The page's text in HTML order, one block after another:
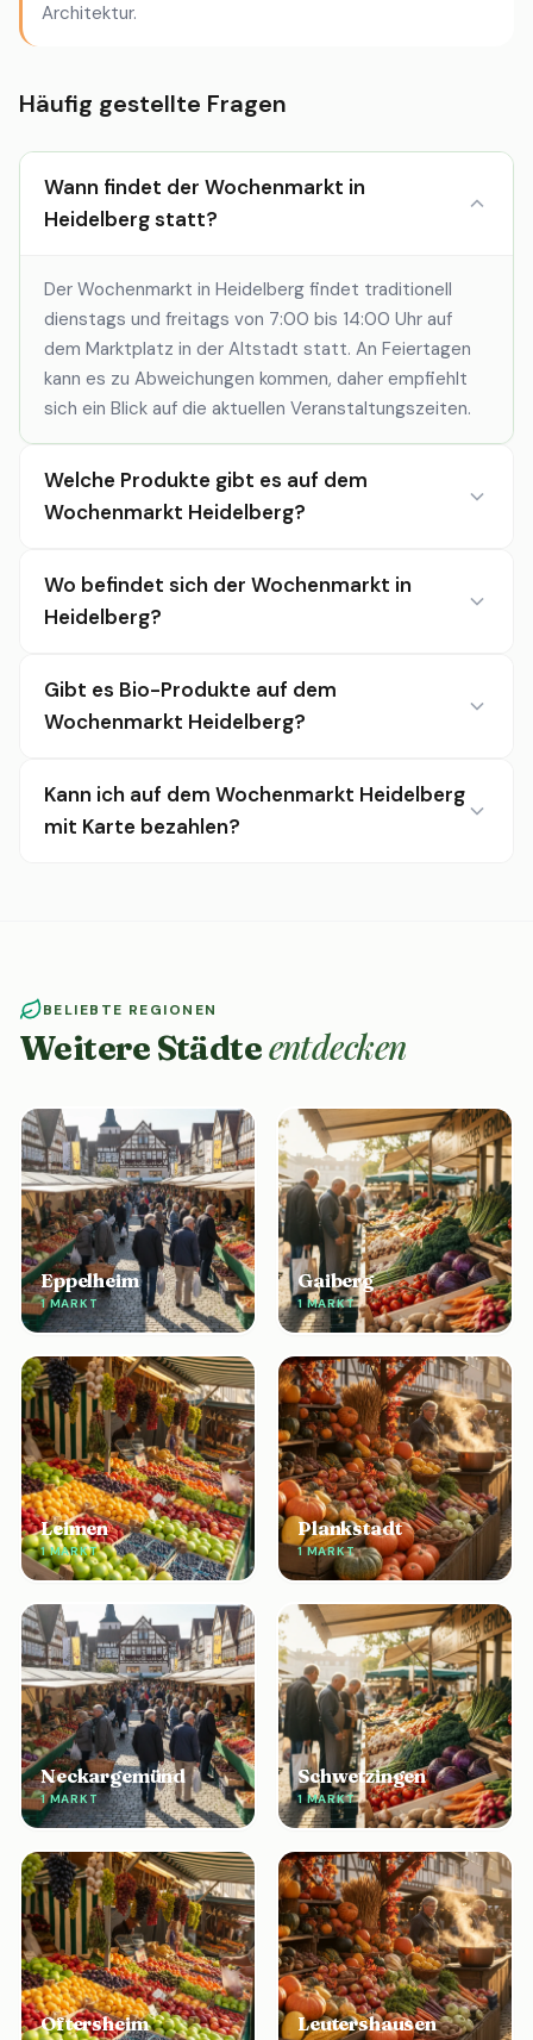
Architektur.
Häufig gestellte Fragen
Wann findet der Wochenmarkt in
Heidelberg statt?
Der Wochenmarkt in Heidelberg findet traditionell
dienstags und freitags von 7:00 bis 14:00 Uhr auf
dem Marktplatz in der Altstadt statt. An Feiertagen
kann es zu Abweichungen kommen, daher empfiehlt
sich ein Blick auf die aktuellen Veranstaltungszeiten.
Welche Produkte gibt es auf dem
Wochenmarkt Heidelberg?
Wo befindet sich der Wochenmarkt in
Heidelberg?
Gibt es Bio-Produkte auf dem
Wochenmarkt Heidelberg?
Kann ich auf dem Wochenmarkt Heidelberg
mit Karte bezahlen?
BELIEBTE REGIONEN
Weitere Städteentdecken
Eppelheim
1 MARKT
Gaiberg
1 MARKT
Leimen
1 MARKT
Plankstadt
1 MARKT
Neckargemünd
1 MARKT
Schwetzingen
1 MARKT
Oftersheim Leutershausen